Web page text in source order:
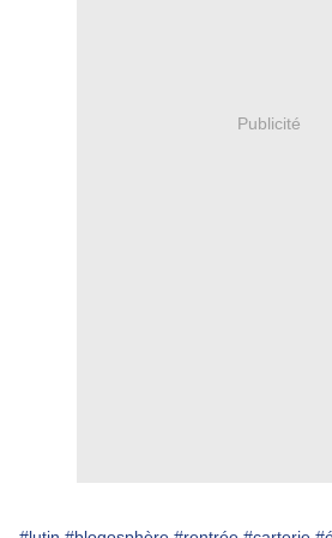
Publicité